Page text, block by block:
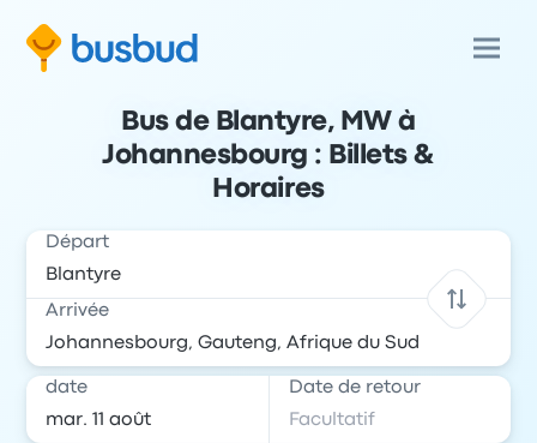
Bus de Blantyre, MW à
Johannesbourg : Billets &
Horaires
Départ
Arrivée
date Date de retour